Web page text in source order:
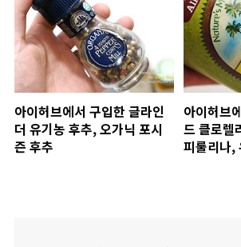
아이허브에서 구입한 글라인
더 유기농 후추, 오가닉 포시
즌 후추
아이허브
드 클로렐
피룰리나,